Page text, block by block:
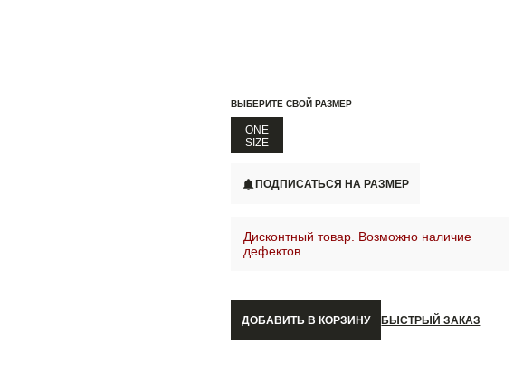
ВЫБЕРИТЕ СВОЙ РАЗМЕР
ONE
SIZE
ПОДПИСАТЬСЯ НА РАЗМЕР
Дисконтный товар. Возможно наличие
дефектов.
ДОБАВИТЬ В КОРЗИНУ БЫСТРЫЙ ЗАКАЗ